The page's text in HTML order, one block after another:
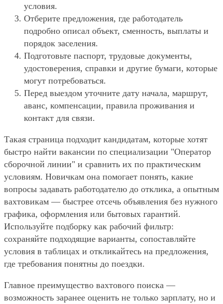
условия.
Отберите предложения, где работодатель
подробно описал объект, сменность, выплаты и
порядок заселения.
Подготовьте паспорт, трудовые документы,
удостоверения, справки и другие бумаги, которые
могут потребоваться.
Перед выездом уточните дату начала, маршрут,
аванс, компенсации, правила проживания и
контакт для связи.
Такая страница подходит кандидатам, которые хотят
быстро найти вакансии по специализации "Оператор
сборочной линии" и сравнить их по практическим
условиям. Новичкам она помогает понять, какие
вопросы задавать работодателю до отклика, а опытным
вахтовикам — быстрее отсечь объявления без нужного
графика, оформления или бытовых гарантий.
Используйте подборку как рабочий фильтр:
сохраняйте подходящие варианты, сопоставляйте
условия в таблицах и откликайтесь на предложения,
где требования понятны до поездки.
Главное преимущество вахтового поиска —
возможность заранее оценить не только зарплату, но и